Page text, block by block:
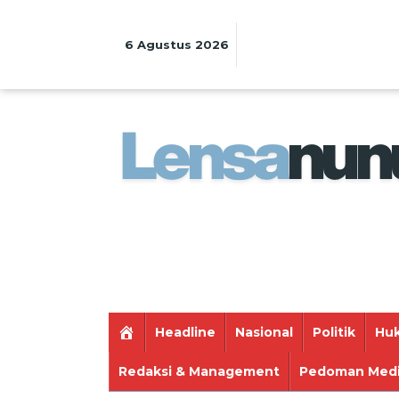
6 Agustus 2026
Headline Nasional Politik
Redaksi & Management Pedoman